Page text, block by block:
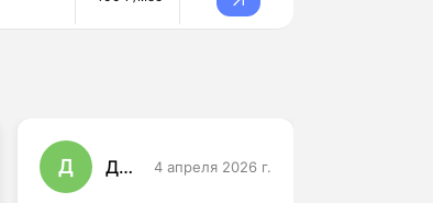
Д Дмитрий Козлов 4 апреля 2026 г.